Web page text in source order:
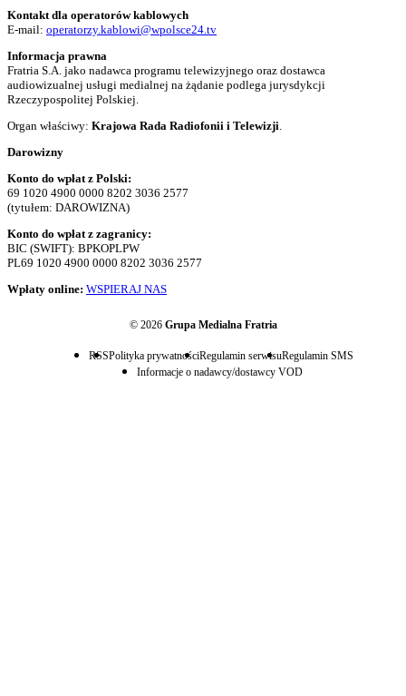
Kontakt dla operatorów kablowych
E-mail: operatorzy.kablowi@wpolsce24.tv
Informacja prawna
Fratria S.A. jako nadawca programu telewizyjnego oraz dostawca
audiowizualnej usługi medialnej na żądanie podlega jurysdykcji
Rzeczypospolitej Polskiej.
Organ właściwy: Krajowa Rada Radiofonii i Telewizji
Darowizny
Konto do wpłat z Polski:
69 1020 4900 0000 8202 3036 2577
(tytułem: DAROWIZNA)
Konto do wpłat z zagranicy:
BIC (SWIFT): BPKOPLPW
PL69 1020 4900 0000 8202 3036 2577
Wpłaty online: WSPIERAJ NAS
© 2026 Grupa Medialna Fratria
RSSPolityka prywatnościRegulamin serwisuRegulamin SMS
Informacje o nadawcy/dostawcy VOD